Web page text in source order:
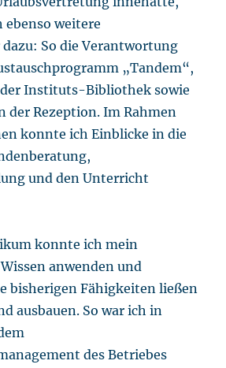
ebenso weitere
So die Verantwortung
„Tandem“,
Instituts-Bibliothek sowie
der Rezeption. Im Rahmen
konnte ich Einblicke in die
und den Unterricht
konnte ich mein
anwenden und
bisherigen Fähigkeiten ließen
ausbauen. So war ich in
des Betriebes